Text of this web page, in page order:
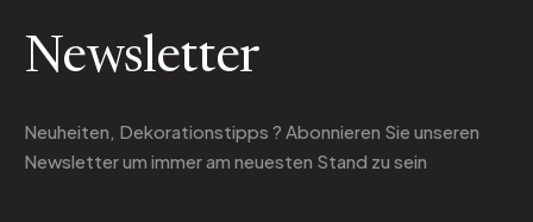
Newsletter
Neuheiten, Dekorationstipps ? Abonnieren Sie unseren
Newsletterum immer am neuesten Stand zu sein